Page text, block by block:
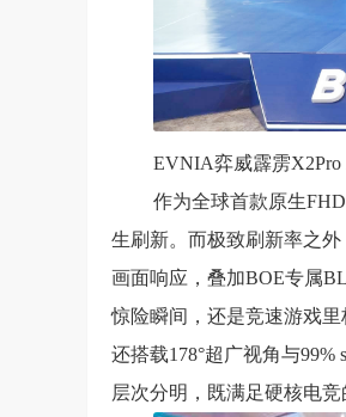
EVNIA弈威霹雳X2Pro
作为全球首款原生
生刷新。而极致刷新率之
画面响应，叠加BOE专属
惊险瞬间，还是竞速游戏
还搭载178°超广视角与
层次分明，既满足硬核电